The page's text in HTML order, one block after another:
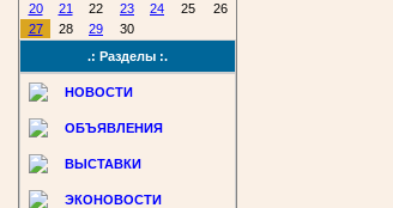
20
21 22 23 24 25
26
27
28 29
30
.: Разделы :.
НОВОСТИ
ОБЪЯВЛЕНИЯ
ВЫСТАВКИ
ЭКОНОВОСТИ